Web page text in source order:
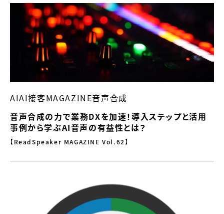
AIAI接客MAGAZINE音声合成
音声合成の力で業務DXを加速！導入ステップと活用
事例から学ぶAI音声の有益性とは？
【ReadSpeaker MAGAZINE Vol.62】